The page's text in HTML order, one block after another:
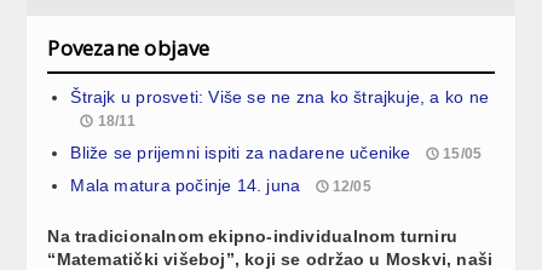
Povezane objave
Štrajk u prosveti: Više se ne zna ko štrajkuje, a ko ne
18/11
Bliže se prijemni ispiti za nadarene učenike 15/05
Mala matura počinje 14. juna 12/05
Na tradicionalnom ekipno-individualnom turniru
“Matematički višeboj”, koji se održao u Moskvi, naši